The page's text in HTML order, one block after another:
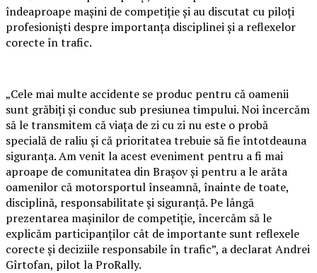
îndeaproape mașini de competiție și au discutat cu piloți
profesioniști despre importanța disciplinei și a reflexelor
corecte în trafic.
„Cele mai multe accidente se produc pentru că oamenii
sunt grăbiți și conduc sub presiunea timpului. Noi încercăm
să le transmitem că viața de zi cu zi nu este o probă
specială de raliu și că prioritatea trebuie să fie întotdeauna
siguranța. Am venit la acest eveniment pentru a fi mai
aproape de comunitatea din Brașov și pentru a le arăta
oamenilor că motorsportul înseamnă, înainte de toate,
disciplină, responsabilitate și siguranță. Pe lângă
prezentarea mașinilor de competiție, încercăm să le
explicăm participanților cât de importante sunt reflexele
corecte și deciziile responsabile în trafic”, a declarat Andrei
Gîrtofan, pilot la ProRally.